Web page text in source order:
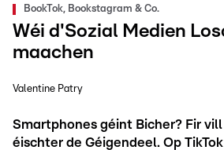
BookTok, Bookstagram & Co.
Wéi d'Sozial Medien
maachen
Valentine Patry
Smartphones géint Bicher? Fir
éischter de Géigendeel. Op